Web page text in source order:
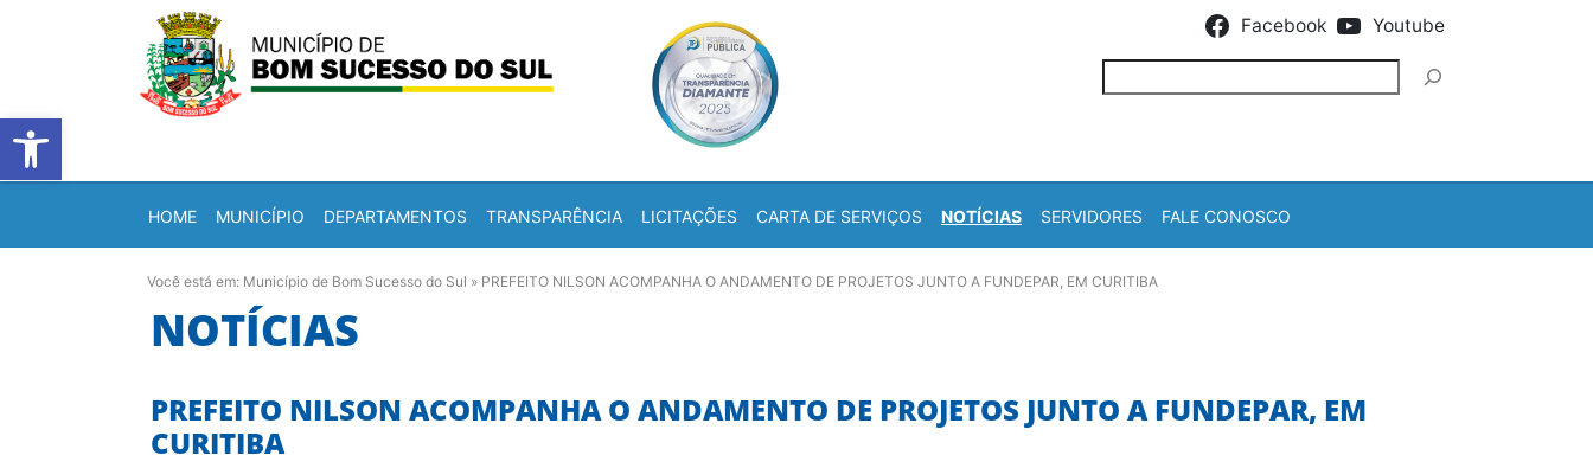
Barra de Ferramentas Aberta
Facebook Youtube
HOME MUNICÍPIO DEPARTAMENTOS TRANSPARÊNCIA LICITAÇÕES CARTA DE SERVIÇOS NOTÍCIAS SERVIDORES FALE CONOSCO
Você está em: Município de Bom Sucesso do Sul » PREFEITO NILSON ACOMPANHA O ANDAMENTO DE PROJETOS JUNTO A FUNDEPAR, EM CURITIBA
NOTÍCIAS
PREFEITO NILSON ACOMPANHA O ANDAMENTO DE PROJETOS JUNTO A FUNDEPAR, EM
CURITIBA